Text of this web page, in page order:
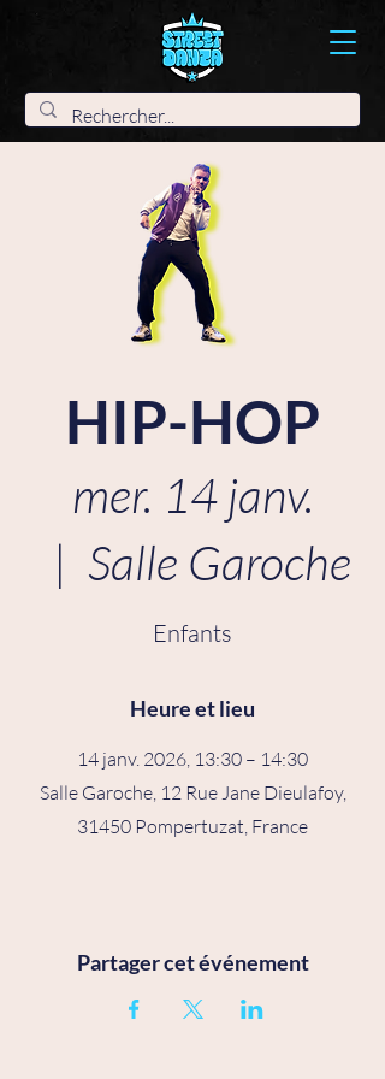
HIP-HOP
mer. 14 janv.
  |
Salle Garoche
Enfants
Heure et lieu
14 janv. 2026, 13:30 – 14:30
Salle Garoche, 12 Rue Jane Dieulafoy,
31450 Pompertuzat, France
Partager cet événement